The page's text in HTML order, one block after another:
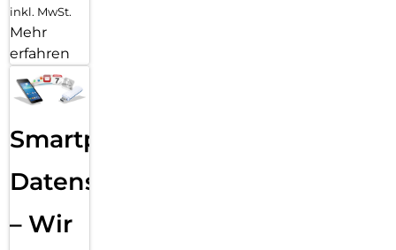
inkl. MwSt.
Mehr
erfahren
Smartphone
Datensicherung
– Wir